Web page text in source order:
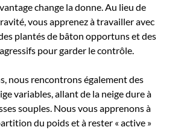
change la donne. Au lieu de
vous apprenez à travailler avec
plantés de bâton opportuns et des
pour garder le contrôle.
nous rencontrons également des
variables, allant de la neige dure à
souples. Nous vous apprenons à
du poids et à rester « active »